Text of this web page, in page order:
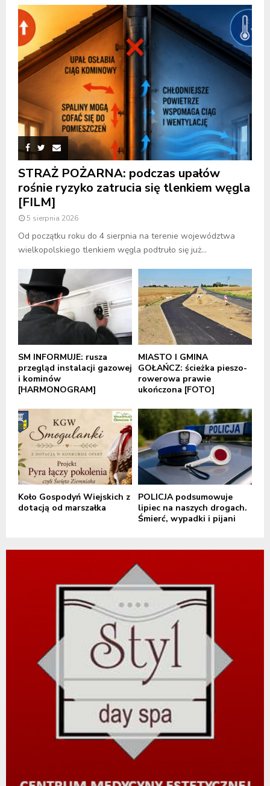
STRAŻ POŻARNA: podczas upałów
rośnie ryzyko zatrucia się tlenkiem węgla
[FILM]
5 sierpnia 2026
Od początku roku do 4 sierpnia na terenie województwa
wielkopolskiego tlenkiem węgla podtruło się już...
SM INFORMUJE: rusza
przegląd instalacji gazowej
i kominów
[HARMONOGRAM]
MIASTO I GMINA
GOŁAŃCZ: ścieżka pieszo-
rowerowa prawie
ukończona [FOTO]
Koło Gospodyń Wiejskich z
dotacją od marszałka
POLICJA podsumowuje
lipiec na naszych drogach.
Śmierć, wypadki i pijani